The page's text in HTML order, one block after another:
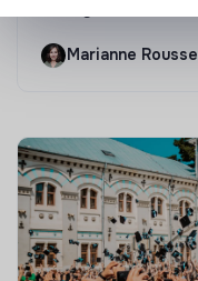
Marianne Roussel